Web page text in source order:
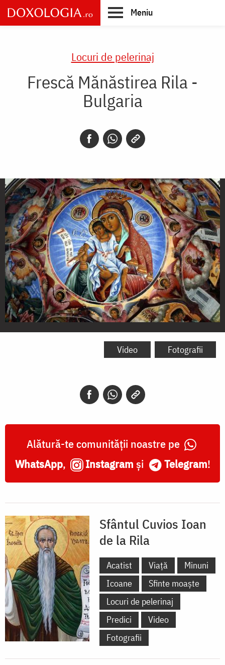
Skip
to
main
Meniu
Locuri de pelerinaj
Frescă Mănăstirea Rila -
Bulgaria
Frescă
Video Fotografii
Alătură-te comunității noastre pe
WhatsApp, Instagram și Telegram!
Sfântul Cuvios Ioan
de la Rila
Acatist Viață
Minuni
Icoane
Sfinte moaște
Locuri de pelerinaj
Predici
Video
Fotografii